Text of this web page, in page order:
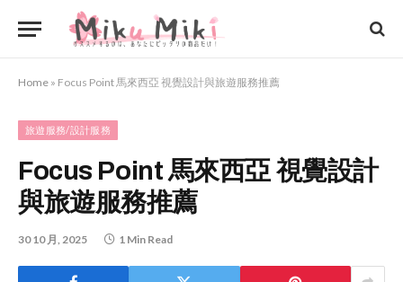
Home » Focus Point 馬來西亞 視覺設計與旅遊服務推薦
旅遊服務/設計服務
Focus Point 馬來西亞 視覺設計
與旅遊服務推薦
30 10 月, 2025 1 Min Read